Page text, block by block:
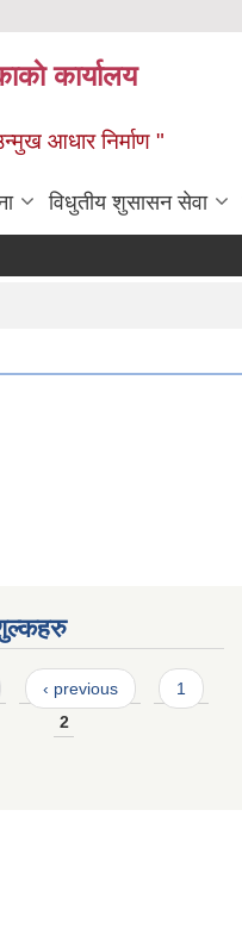
कार्यालय
आधार निर्माण "
विधुतीय शुसासन सेवा
‹ previous
1
2